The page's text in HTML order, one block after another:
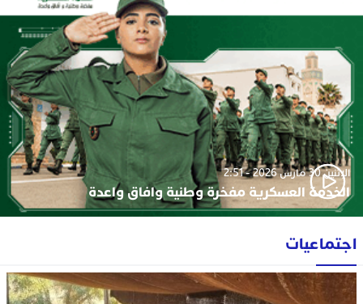
الإثنين 30 مارس 2026 - 2:51
الخدمة العسكرية مفخرة وطنية وافاق واعدة
اجتماعيات